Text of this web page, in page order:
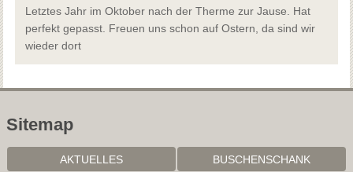
Letztes Jahr im Oktober nach der Therme zur Jause. Hat
perfekt gepasst. Freuen uns schon auf Ostern, da sind wir
wieder dort
Sitemap
AKTUELLES BUSCHENSCHANK